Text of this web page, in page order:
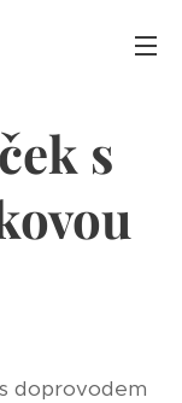
s
doprovodem